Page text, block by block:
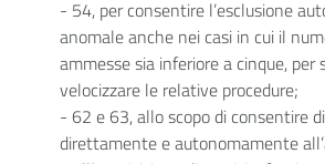
- 54, per consentire l’esclusione
anomale anche nei casi in cui il
ammesse sia inferiore a cinque, per
velocizzare le relative procedure;
- 62 e 63, allo scopo di consentire
direttamente e autonomamente